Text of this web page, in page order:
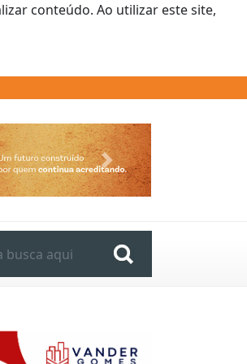
conteúdo. Ao utilizar este site,
Next